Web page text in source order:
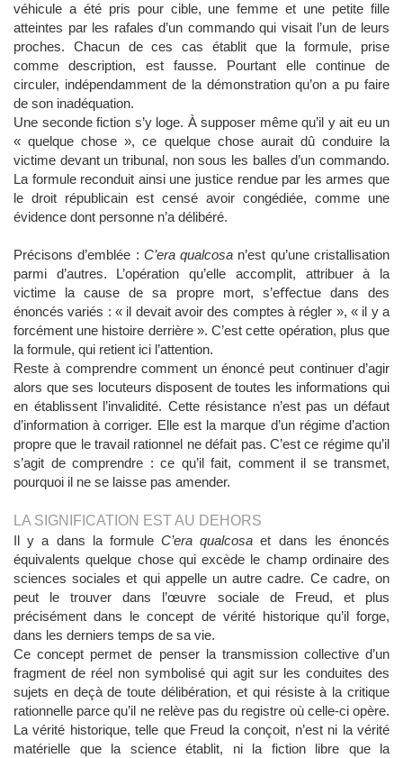
véhicule a été pris pour cible, une femme et une petite fille
atteintes par les rafales d’un commando qui visait l’un de leurs
proches. Chacun de ces cas établit que la formule, prise
comme description, est fausse. Pourtant elle continue de
circuler, indépendamment de la démonstration qu’on a pu faire
de son inadéquation.
Une seconde fiction s’y loge. À supposer même qu’il y ait eu un
« quelque chose », ce quelque chose aurait dû conduire la
victime devant un tribunal, non sous les balles d’un commando.
La formule reconduit ainsi une justice rendue par les armes que
le droit républicain est censé avoir congédiée, comme une
évidence dont personne n’a délibéré.
Précisons d’emblée : C’era qualcosa n’est qu’une cristallisation
parmi d’autres. L’opération qu’elle accomplit, attribuer à la
victime la cause de sa propre mort, s’eﬀectue dans des
énoncés variés : « il devait avoir des comptes à régler », « il y a
forcément une histoire derrière ». C’est cette opération, plus que
la formule, qui retient ici l’attention.
Reste à comprendre comment un énoncé peut continuer d’agir
alors que ses locuteurs disposent de toutes les informations qui
en établissent l’invalidité. Cette résistance n’est pas un défaut
d’information à corriger. Elle est la marque d’un régime d’action
propre que le travail rationnel ne défait pas. C’est ce régime qu’il
s’agit de comprendre : ce qu’il fait, comment il se transmet,
pourquoi il ne se laisse pas amender.
LA SIGNIFICATION EST AU DEHORS
Il y a dans la formuleC’era qualcosaet dans les énoncés
équivalents quelque chose qui excède le champ ordinaire des
sciences sociales et qui appelle un autre cadre. Ce cadre, on
peut le trouver dans l’œuvre sociale de Freud, et plus
précisément dans le concept de vérité historique qu’il forge,
dans les derniers temps de sa vie.
Ce concept permet de penser la transmission collective d’un
fragment de réel non symbolisé qui agit sur les conduites des
sujets en deçà de toute délibération, et qui résiste à la critique
rationnelle parce qu’il ne relève pas du registre où celle-ci opère.
La vérité historique, telle que Freud la conçoit, n’est ni la vérité
matérielle que la science établit, ni la fiction libre que la